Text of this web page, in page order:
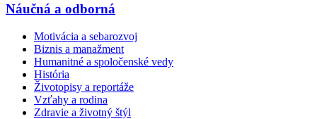
Náučná a odborná
Motivácia a sebarozvoj
Biznis a manažment
Humanitné a spoločenské vedy
História
Životopisy a reportáže
Vzťahy a rodina
Zdravie a životný štýl